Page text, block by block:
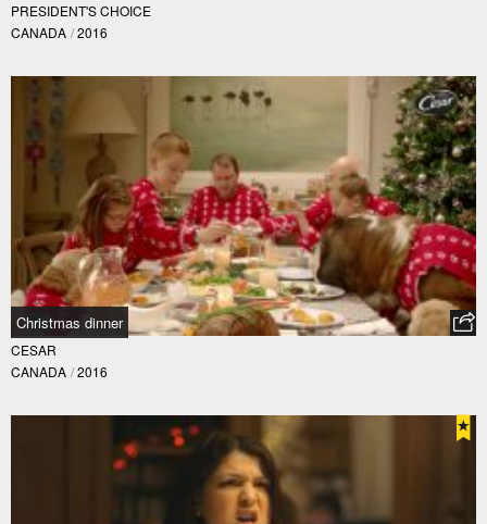
PRESIDENT'S CHOICE
CANADA / 2016
Christmas dinner
CESAR
CANADA / 2016